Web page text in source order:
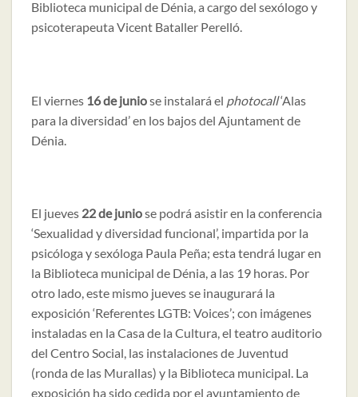
Biblioteca municipal de Dénia, a cargo del sexólogo y
psicoterapeuta Vicent Bataller Perelló.
El viernes 16 de juniose instalará el photocall‘Alas
para la diversidad’ en los bajos del Ajuntament de
Dénia.
El jueves 22 de juniose podrá asistir en la conferencia
‘Sexualidad y diversidad funcional’, impartida por la
psicóloga y sexóloga Paula Peña; esta tendrá lugar en
la Biblioteca municipal de Dénia, a las 19 horas. Por
otro lado, este mismo jueves se inaugurará la
exposición ‘Referentes LGTB: Voices’; con imágenes
instaladas en la Casa de la Cultura, el teatro auditorio
del Centro Social, las instalaciones de Juventud
(ronda de las Murallas) y la Biblioteca municipal. La
exposición ha sido cedida por el ayuntamiento de